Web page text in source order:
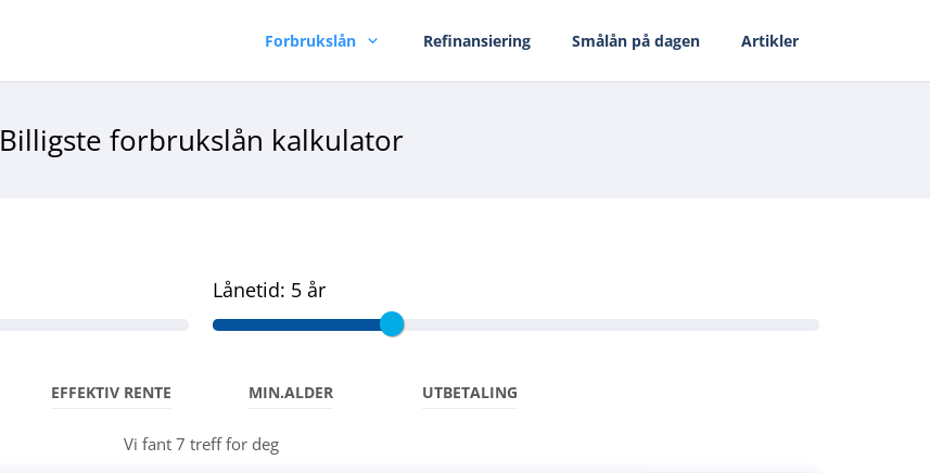
Forbrukslån Refinansiering Smålån på dagen Artikler
Billigste forbrukslån kalkulator
Lånetid: 5 år
EFFEKTIV RENTE MIN.ALDER UTBETALING
Vi fant 7 treff for deg